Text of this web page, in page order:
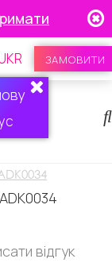
ЗАМОВИТИ
відгук